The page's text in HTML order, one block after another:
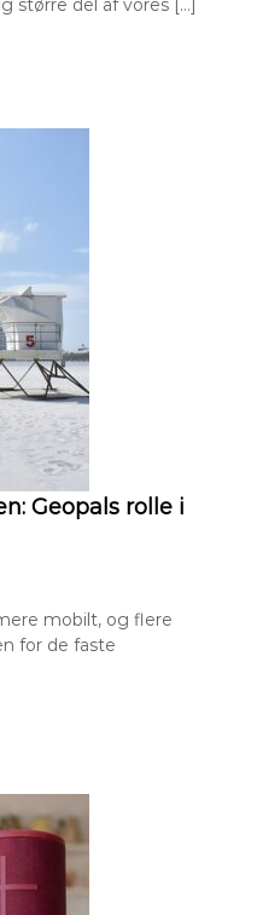
større del af vores […]
Geopals rolle i
mobilt, og flere
for de faste